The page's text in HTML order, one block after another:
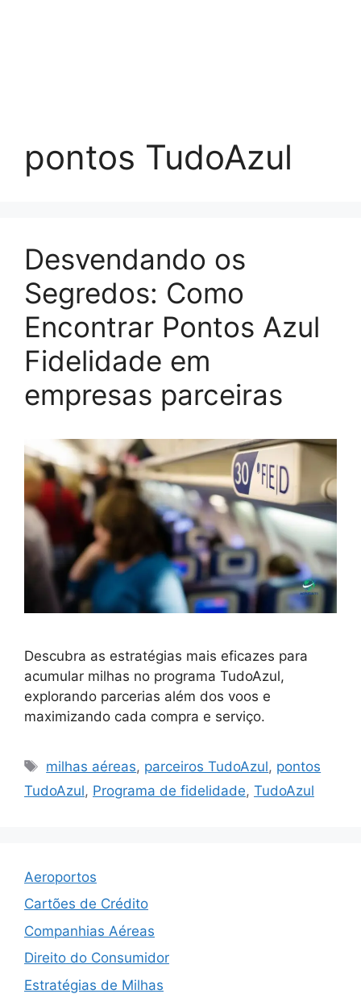
pontos TudoAzul
Desvendando os
Segredos: Como
Encontrar Pontos Azul
Fidelidade em
empresas parceiras
Descubra as estratégias mais eficazes para
acumular milhas no programa TudoAzul,
explorando parcerias além dos voos e
maximizando cada compra e serviço.
Tags
milhas aéreas, parceiros TudoAzul, pontos
TudoAzul, Programa de fidelidade, TudoAzul
Aeroportos
Cartões de Crédito
Companhias Aéreas
Direito do Consumidor
Estratégias de Milhas